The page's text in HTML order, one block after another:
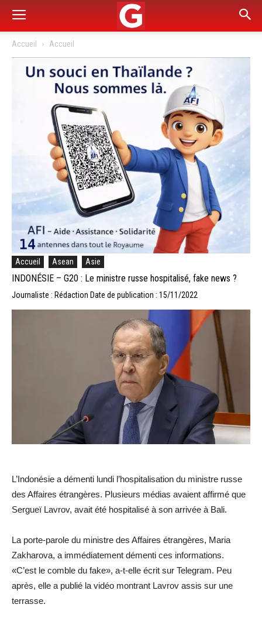
Accueil Accueil
Accueil Asean Asie
INDONÉSIE – G20 : Le ministre russe hospitalisé, fake news ?
Journaliste : Rédaction Date de publication : 15/11/2022
L’Indonésie a démenti lundi l’hospitalisation du ministre russe
des Affaires étrangères. Plusieurs médias avaient affirmé que
Sergueï Lavrov, avait été hospitalisé à son arrivée à Bali.
La porte-parole du ministre des Affaires étrangères, Maria
Zakharova, a immédiatement démenti ces informations.
«C’est le comble du fake», a-t-elle écrit sur Telegram. Peu
après, elle a publié la vidéo montrant Lavrov assis sur une
terrasse.